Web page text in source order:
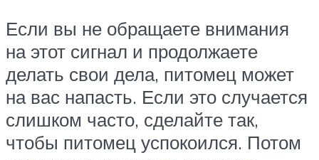
Если вы не обращаете внимания
на этот сигнал и продолжаете
делать свои дела, питомец может
на вас напасть. Если это случается
слишком часто, сделайте так,
чтобы питомец успокоился. Потом